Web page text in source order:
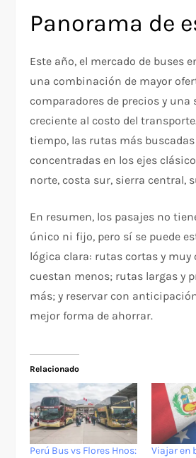
Panorama de
Este año, el mercado de buses
una combinación de mayor
comparadores de precios y una
creciente al costo del
tiempo, las rutas más
concentradas en los ejes
norte, costa sur, sierra central,
En resumen, los pasajes no
único ni fijo, pero sí se puede
lógica clara: rutas cortas y
cuestan menos; rutas largas y
más; y reservar con
mejor forma de ahorrar.
Relacionado
Perú Bus vs Flores Hnos:
Viajar en